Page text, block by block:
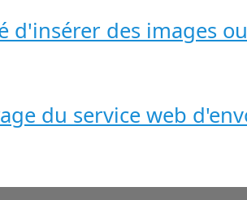
d'insérer des images
du service web